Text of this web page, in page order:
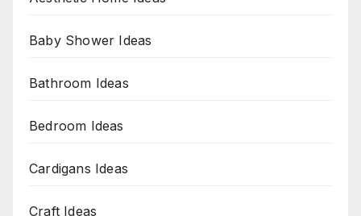
Baby Shower Ideas
Bathroom Ideas
Bedroom Ideas
Cardigans Ideas
Craft Ideas